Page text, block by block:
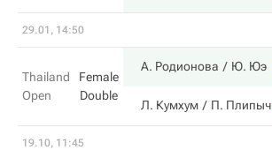
29.01, 14:50
Thailand
Open
Female
Double
А. Родионова Ю. Юэ
Л. Кумхум П. Плипыч
19.10, 11:45